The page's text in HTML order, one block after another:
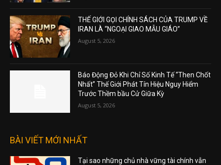
THẾ GIỚI GỌI CHÍNH SÁCH CỦA TRUMP VỀ
IRAN LÀ “NGOẠI GIAO MẪU GIÁO”
August 5, 2026
Báo Động Đỏ Khi Chỉ Số Kinh Tế “Then Chốt
Nhất” Thế Giới Phát Tín Hiệu Nguy Hiểm
Trước Thềm bầu Cử Giữa Kỳ
August 5, 2026
BÀI VIẾT MỚI NHẤT
Tại sao những chủ nhà vững tài chính vẫn